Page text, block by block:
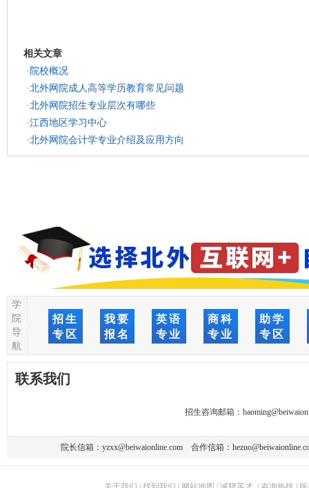
相关文章
· 院校概况
·北外网院成人高等学历教育常见问题
·北外网院招生专业层次有哪些
·江西地区学习中心
·北外网院会计学专业介绍及应用方向
学
院
导
航
招生
专区
我要
报名
英语
专业
商科
专业
助学
专区
联系我们
招生咨询邮箱：
院长信箱： yzxx@beiwaionline.com 合作信箱：